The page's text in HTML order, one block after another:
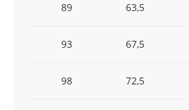
63,5
89
67,5
93
72,5
98